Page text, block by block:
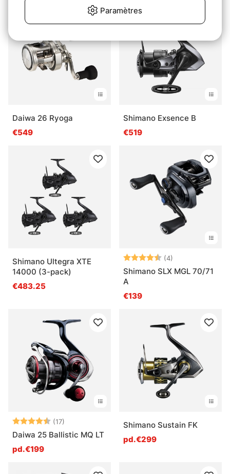
Daiwa 26 Ryoga
€549
Shimano Exsence B
€519
Shimano Ultegra XTE
14000 (3-pack)
€483.25
Note: (4)
Shimano SLX MGL 70/71
A
€139
Note: (17)
Daiwa 25 Ballistic MQ LT
pd.€199
Shimano Sustain FK
pd.€299
Paramètres